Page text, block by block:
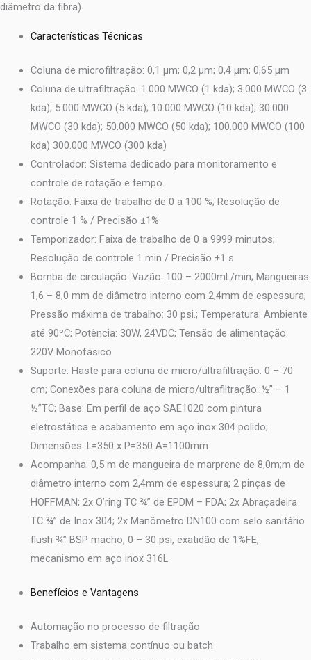
diâmetro da fibra).
Características Técnicas
Coluna de microfiltração: 0,1 µm; 0,2 µm; 0,4 µm; 0,65 µm
Coluna de ultrafiltração: 1.000 MWCO (1 kda); 3.000 MWCO (3
kda); 5.000 MWCO (5 kda); 10.000 MWCO (10 kda); 30.000
MWCO (30 kda); 50.000 MWCO (50 kda); 100.000 MWCO (100
kda) 300.000 MWCO (300 kda)
Controlador: Sistema dedicado para monitoramento e
controle de rotação e tempo.
Rotação: Faixa de trabalho de 0 a 100 %; Resolução de
controle 1 % / Precisão ±1%
Temporizador: Faixa de trabalho de 0 a 9999 minutos;
Resolução de controle 1 min / Precisão ±1 s
Bomba de circulação: Vazão: 100 – 2000mL/min; Mangueiras:
1,6 – 8,0 mm de diâmetro interno com 2,4mm de espessura;
Pressão máxima de trabalho: 30 psi.; Temperatura: Ambiente
até 90ºC; Potência: 30W, 24VDC; Tensão de alimentação:
220V Monofásico
Suporte: Haste para coluna de micro/ultrafiltração: 0 – 70
cm; Conexões para coluna de micro/ultrafiltração: ½” – 1
½”TC; Base: Em perfil de aço SAE1020 com pintura
eletrostática e acabamento em aço inox 304 polido;
Dimensões: L=350 x P=350 A=1100mm
Acompanha: 0,5 m de mangueira de marprene de 8,0m;m de
diâmetro interno com 2,4mm de espessura; 2 pinças de
HOFFMAN; 2x O’ring TC ¾” de EPDM – FDA; 2x Abraçadeira
TC ¾” de Inox 304; 2x Manômetro DN100 com selo sanitário
flush ¾” BSP macho, 0 – 30 psi, exatidão de 1%FE,
mecanismo em aço inox 316L
Benefícios e Vantagens
Automação no processo de filtração
Trabalho em sistema contínuo ou batch